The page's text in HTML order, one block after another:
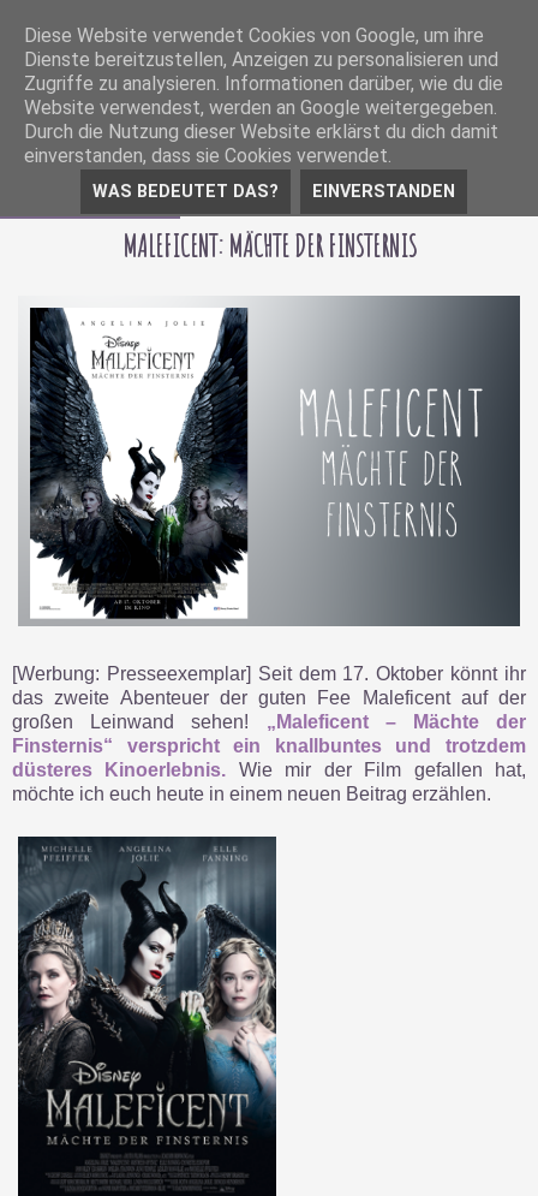
MALEFICENT: MÄCHTE DER FINSTERNIS
[Werbung: Presseexemplar] Seit dem 17. Oktober könnt ihr
das zweite Abenteuer der guten Fee Maleficent auf der
großen Leinwand sehen! „Maleficent – Mächte der
Finsternis“ verspricht ein knallbuntes und trotzdem
düsteres Kinoerlebnis. Wie mir der Film gefallen hat,
möchte ich euch heute in einem neuen Beitrag erzählen.
Diese Website verwendet Cookies von Google, um ihre
Dienste bereitzustellen, Anzeigen zu personalisieren und
Zugriffe zu analysieren. Informationen darüber, wie du die
Website verwendest, werden an Google weitergegeben.
Durch die Nutzung dieser Website erklärst du dich damit
einverstanden, dass sie Cookies verwendet.
WAS BEDEUTET DAS? EINVERSTANDEN